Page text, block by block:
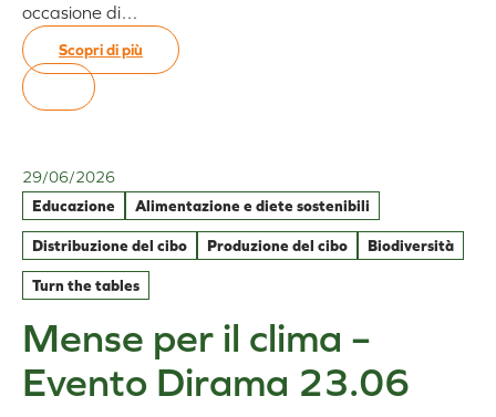
occasione di…
Scopri di più
:
e
poco
utilizzati
e
il
loro
con
Adinolfi
29/06/2026
Educazione
Alimentazione e diete sostenibili
Distribuzione del cibo Produzione del cibo Biodiversità
Turn the tables
Mense per il clima –
Evento Dirama 23.06